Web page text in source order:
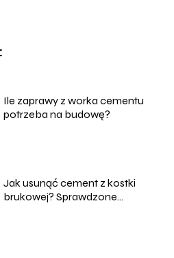
Ile zaprawy z worka cementu
potrzeba na budowę?
Jak usunąć cement z kostki
brukowej? Sprawdzone